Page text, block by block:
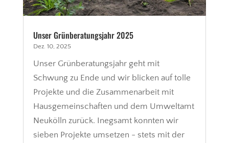
Unser Grünberatungsjahr 2025
Dez. 10, 2025
Unser Grünberatungsjahr geht mit
Schwung zu Ende und wir blicken auf tolle
Projekte und die Zusammenarbeit mit
Hausgemeinschaften und dem Umweltamt
Neukölln zurück. Inegsamt konnten wir
sieben Projekte umsetzen - stets mit der